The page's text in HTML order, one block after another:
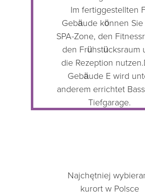
Im fertiggestellten
Gebäude können
SPA-Zone, den
den Frühstücksraum
die Rezeption
Gebäude E wird
anderem errichtet
Tiefgarage.
Najchętniej
kurort w Polsce